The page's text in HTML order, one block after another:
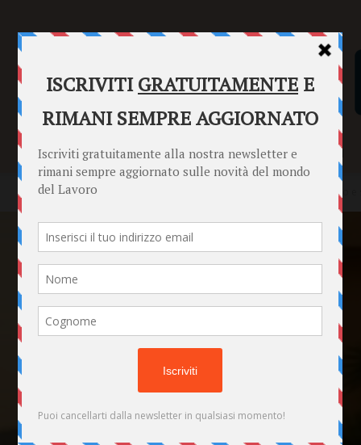
SENTENZE FORMULARI PUNTO INFORMAZIONI
Home News Lavoro stagionale e giovani: formazione, tirocinio